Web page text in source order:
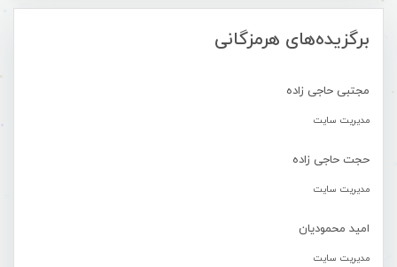
برگزیده‌های هرمزگانی
مجتبی حاجی زاده
مدیریت سایت
حجت حاجی زاده
مدیریت سایت
امید محمودیان
مدیریت سایت